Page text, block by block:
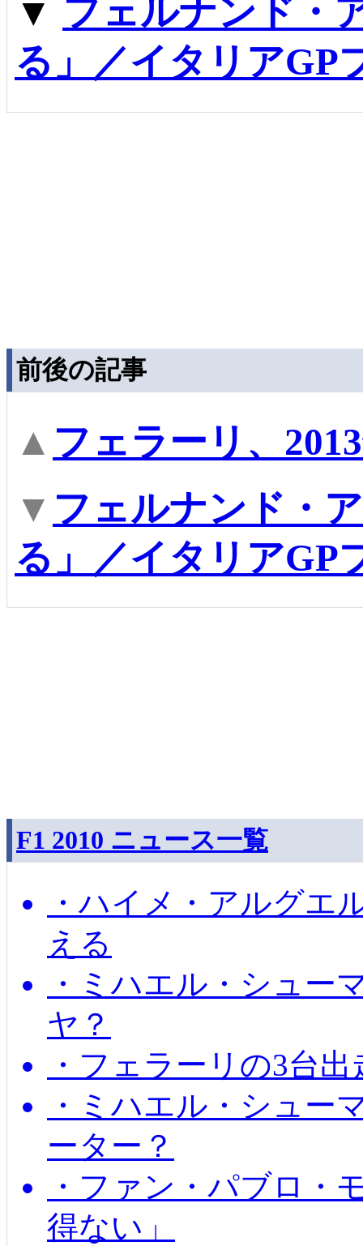
▼ フェルナンド・
る」／イタリアGP
前後の記事
▲ フェラーリ、
▼ フェルナンド・
る」／イタリアGP
F1 2010 ニュース一覧
・ハイメ・アルグエ
える
・ミハエル・シュー
ヤ？
・フェラーリの3台
・ミハエル・シュー
ーター？
・ファン・パブロ・
得ない」